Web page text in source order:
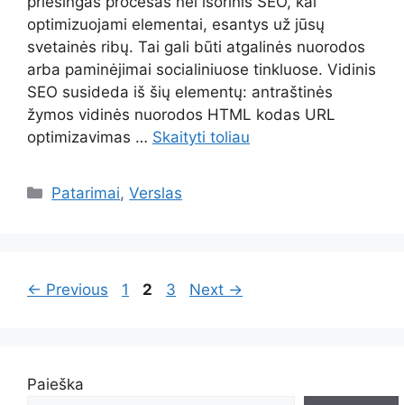
optimizuojami elementai, esantys už jūsų
svetainės ribų. Tai gali būti atgalinės nuorodos
arba paminėjimai socialiniuose tinkluose. Vidinis
SEO susideda iš šių elementų: antraštinės
žymos vidinės nuorodos HTML kodas URL
optimizavimas … Skaityti toliau
Kategorijos
Patarimai,Verslas
← Previous Page
1 Page
2 Page
3 Next →
Paieška